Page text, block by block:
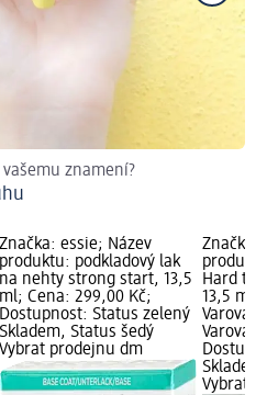
znamení?
Značka: essie; Název
produktu: podkladový lak
na nehty strong start, 13,5
ml; Cena: 299,00 Kč;
Dostupnost: Status zelený
Skladem, Status šedý
Vybrat prodejnu dm
Značka:
Hard to
13,5 ml;
Vybrat